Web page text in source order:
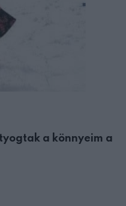
a könnyeim a